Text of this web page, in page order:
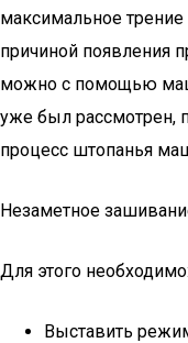
максимальное трение
причиной появления
можно с помощью
уже был рассмотрен,
процесс штопанья
Незаметное
Для этого необходимо:
Выставить